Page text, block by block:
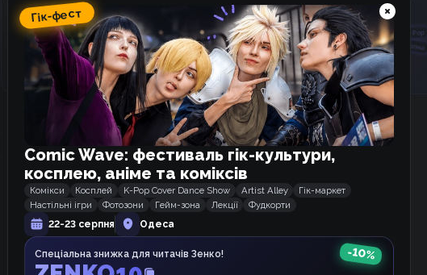
Гік-фест
Comic Wave: фестиваль гік-
культури, косплею, аніме та
коміксів
До фестивалю15днів06:14:24
Гік-фест
Comic Wave: фестиваль гік-культури,
косплею, аніме та коміксів
Комікси Косплей K-Pop Cover Dance Show Artist Alley
Гік-маркет
Настільні ігри
Фотозони Гейм-зона Лекції
Фудкорти
22-23 серпня
Одеса
Спеціальна знижка для читачів Зенко! -10%